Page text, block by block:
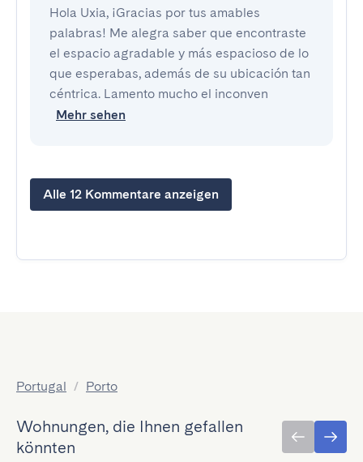
Hola Uxia, ¡Gracias por tus amables
palabras! Me alegra saber que encontraste
el espacio agradable y más espacioso de lo
que esperabas, además de su ubicación tan
céntrica. Lamento mucho el inconven
Mehr sehen
Alle 12 Kommentare anzeigen
Portugal / Porto
Wohnungen, die Ihnen gefallen
könnten